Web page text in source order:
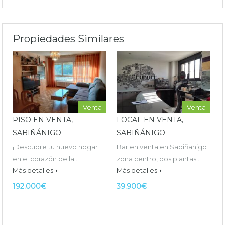
Propiedades Similares
Venta
PISO EN VENTA,
SABIÑÁNIGO
¡Descubre tu nuevo hogar
en el corazón de la…
Más detalles
192.000€
Venta
LOCAL EN VENTA,
SABIÑÁNIGO
Bar en venta en Sabiñanigo
zona centro, dos plantas…
Más detalles
39.900€